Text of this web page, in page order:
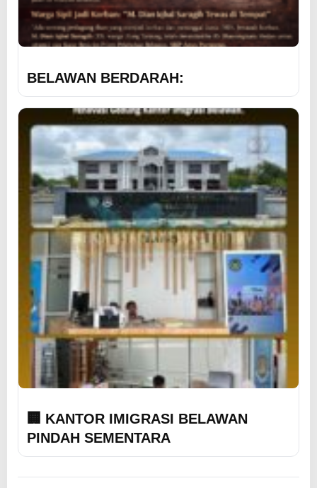
BELAWAN BERDARAH:
🏢 KANTOR IMIGRASI BELAWAN
PINDAH SEMENTARA